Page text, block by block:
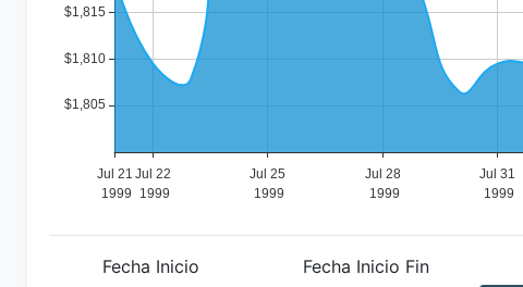
Fecha Inicio
Fecha Inicio Fin